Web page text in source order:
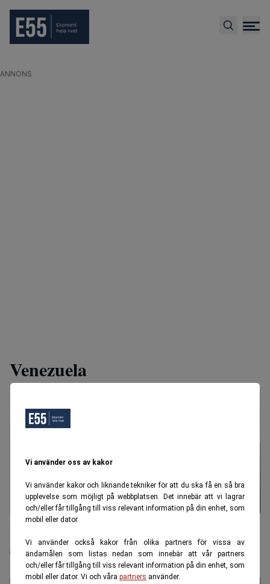
Vi använder oss av kakor
Vi använder kakor och liknande tekniker för att du ska få en så bra
upplevelse som möjligt på webbplatsen. Det innebär att vi lagrar
och/eller får tillgång till viss relevant information på din enhet, som
mobil eller dator.
Vi använder också kakor från olika partners för vissa av
ändamålen som listas nedan som innebär att vår partners
och/eller får tillgång till viss relevant information på din enhet, som
mobil eller dator. Vi och våra partners använder.
ANNONS
Venezuela
Venezuelas problemolja – tjock, dyr och
smutsig